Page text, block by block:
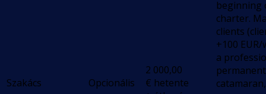
Szakács Opcionális
2 000,00
€ hetente
beginning
charter.
clients
+100
a